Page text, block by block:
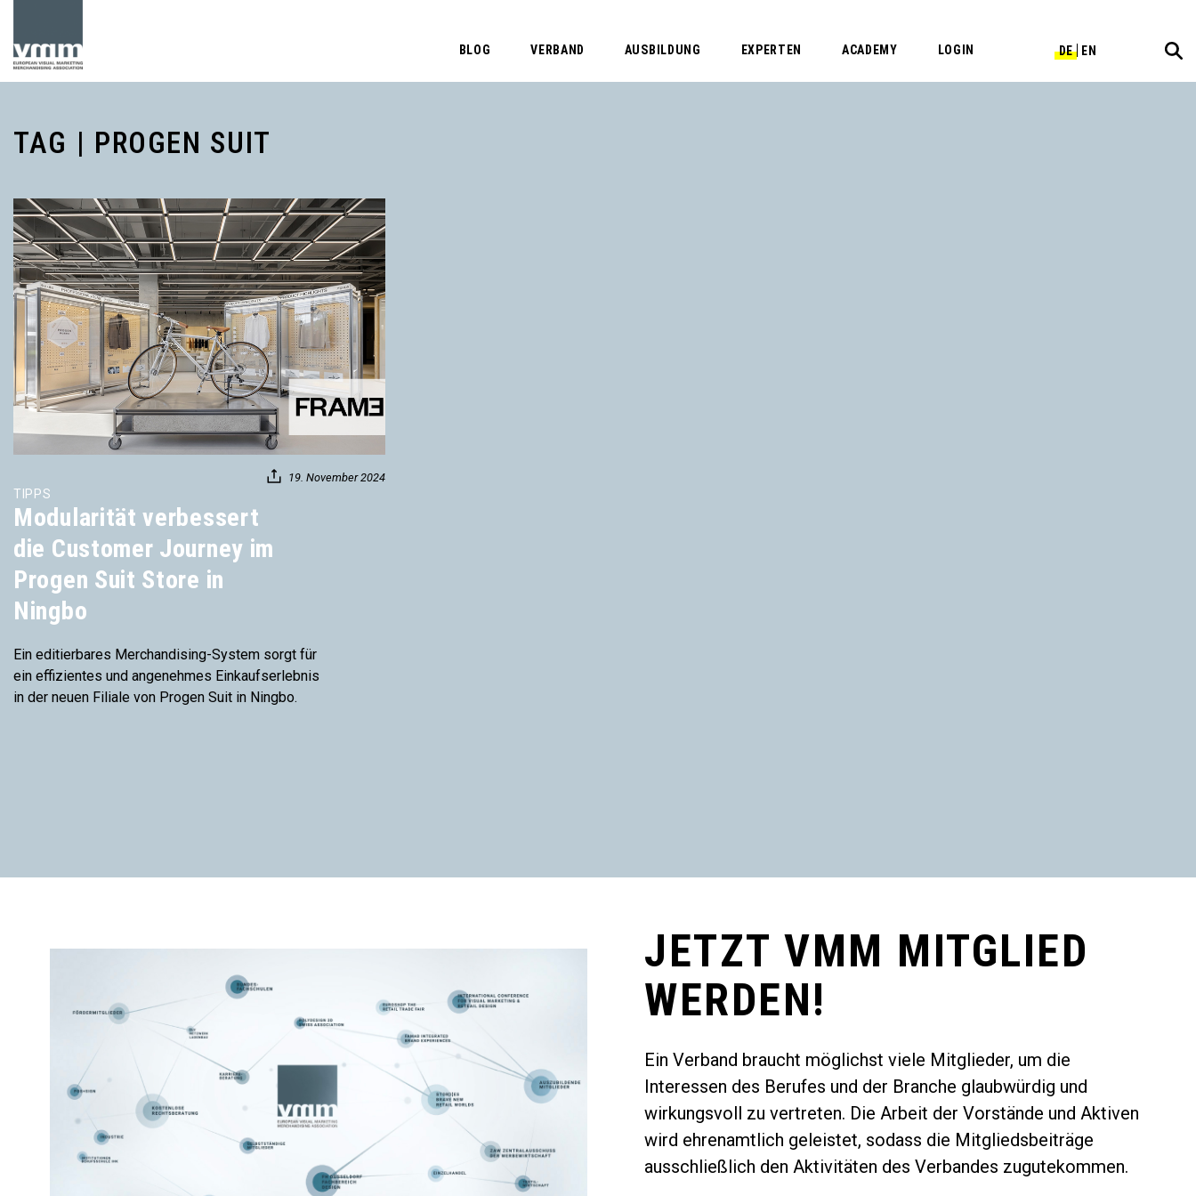
BLOG VERBAND AUSBILDUNG EXPERTEN ACADEMY LOGIN DE EN
TAG | PROGEN SUIT
19. November 2024
TIPPS
Modularität verbessert
die Customer Journey im
Progen Suit Store in
Ningbo
Ein editierbares Merchandising-System sorgt für
ein effizientes und angenehmes Einkaufserlebnis
in der neuen Filiale von Progen Suit in Ningbo.
JETZT VMM MITGLIED
WERDEN!
Ein Verband braucht möglichst viele Mitglieder, um die
Interessen des Berufes und der Branche glaubwürdig und
wirkungsvoll zu vertreten. Die Arbeit der Vorstände und Aktiven
wird ehrenamtlich geleistet, sodass die Mitgliedsbeiträge
ausschließlich den Aktivitäten des Verbandes zugutekommen.